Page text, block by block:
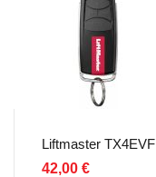
Liftmaster TX4EVF
42,00 €